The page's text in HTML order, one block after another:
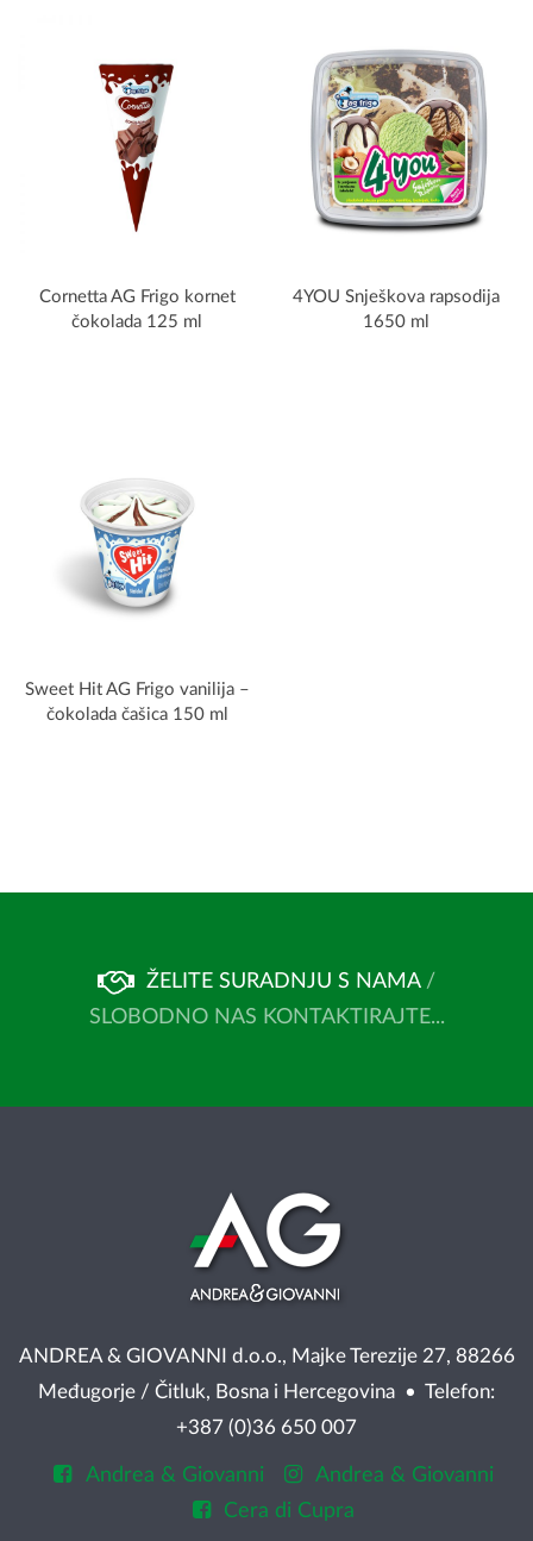
Cornetta AG Frigo kornet
čokolada 125 ml
4YOU Snješkova rapsodija
1650 ml
Sweet Hit AG Frigo vanilija –
čokolada čašica 150 ml
ŽELITE SURADNJU S NAMA /
SLOBODNO NAS KONTAKTIRAJTE...
ANDREA & GIOVANNI d.o.o., Majke Terezije 27, 88266
Međugorje / Čitluk, Bosna i Hercegovina • Telefon:
+387 (0)36 650 007
Andrea & Giovanni
Andrea & Giovanni
Cera di Cupra